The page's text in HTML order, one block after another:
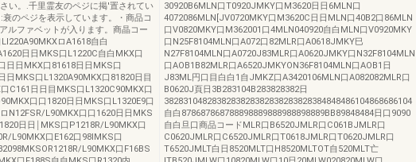
い。.千里霊友のペジに掲'置されてい
のペジを表示しています。・商品コ
ルファベットが入ります。商晶コー
ロA1618自白
日日MKS口L1220C自白MKX口
日日MKX口81618日日MKS口
日MKS口L1320A90MKX口81820日目
C161日日目MKS口L1320C90MKX口
口口1820日日MKS口L1320E9口
N12FSR/L90MKX口口1620日日MKS
日日￨MKS口P1218R/L90MKX口
L90MKX口E162口98IMKS口
L90MKX口F16BS
30920B6MLN口T0920JMKY口M3620日日6MLN口
4072086MLN[JV0720MKY口M3620C日日MLN口40B2口86MLN
口V0820MKY口M362001口4MLN040920自白MLN口V0920MKY
口N25F8104MLN口A072口82MLR口A0618JMKY巳
N27F8104MLN口A0720J83MLR口A0620JMKY口N32F8104MLN
口AOB1B82MLR口A6520JMKYON36F8104MLN口AOB1日
J83ML円口目白白1自JMKZ口A3420106MLN口A082082MLR口
B0620J頁日3B283104B283828382日
3828310482838283828382838283828384848486104868686104
自白878687868788898889888988898889BB89848484日口9090
自白旦口商品コードMLR口B6520JMLR口C061BJMLR口
C0620JMLR口C6520JMLR口T0618JMLR口T0620JMLR口
T6520JMLT白日8520MLT口H8520MLTOT自520MLT亡